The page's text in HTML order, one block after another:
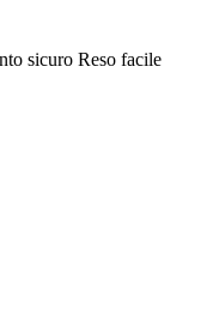
sicuro Reso facile